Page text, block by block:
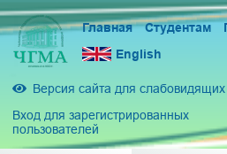
Главная Студентам
English
Версия сайта для слабовидящих
Вход для зарегистрированных
пользователей